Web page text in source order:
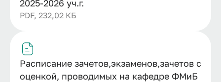
2025-2026 уч.г.
PDF, 232,02 КБ
Расписание зачетов,экзаменов,зачетов с
оценкой, проводимых на кафедре ФМиБ